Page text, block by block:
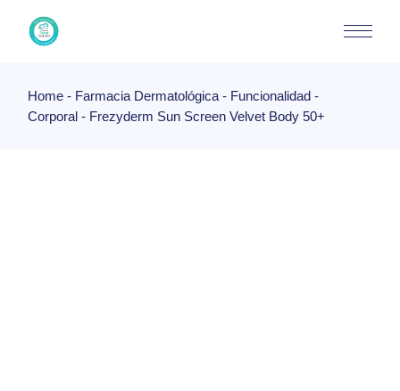
content
Home Farmacia Dermatológica
Funcionalidad
Corporal
Frezyderm Sun Screen Velvet Body 50+